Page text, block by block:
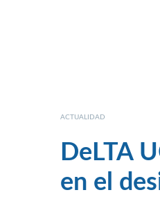
ACTUALIDAD
DeLTA
en el